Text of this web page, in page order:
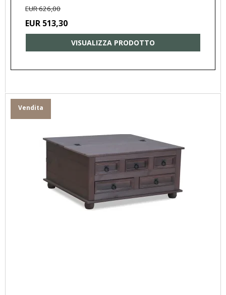
EUR 626,00
EUR 513,30
VISUALIZZA PRODOTTO
Vendita